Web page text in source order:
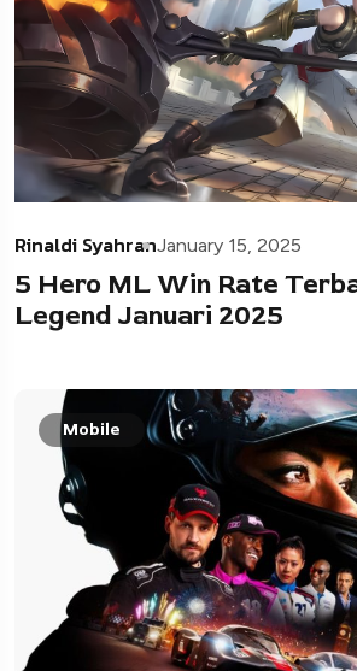
Rinaldi SyahranJanuary 15, 2025
5 Hero ML Win Rate
Legend Januari 2025
Mobile